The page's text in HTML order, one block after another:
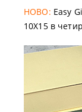
НОВО: Easy
10X15 в